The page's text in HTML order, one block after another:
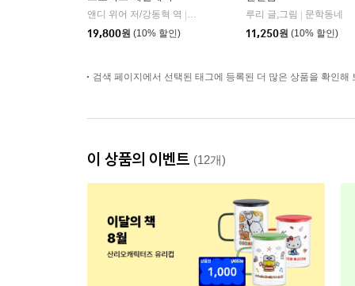
앤디 위어 저/강동혁 역
알에이치코리아(RHK)
19,800원 (10% 할인)
루리 글,그림
문학동네
11,250원 (10% 할인)
검색 페이지에서 선택된 태그에 등록된 더 많은 상품을 확인해
이 상품의 이벤트 (12개)